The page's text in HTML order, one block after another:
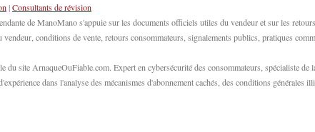
|Consultants de révision
de ManoMano s'appuie sur les documents officiels utiles du vendeur et sur les
conditions de vente, retours consommateurs, signalements publics, pratiques
du site ArnaqueOuFiable.com. Expert en cybersécurité des consommateurs, spécialiste de
dans l'analyse des mécanismes d'abonnement cachés, des conditions générales